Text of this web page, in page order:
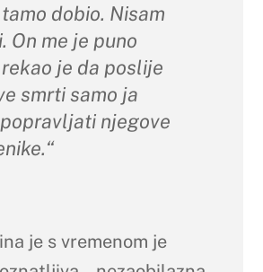
dobio. Nisam
On me je puno
je da poslije
smrti samo ja
njegove
je s vremenom je